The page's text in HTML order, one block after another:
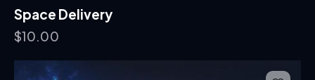
Space Delivery
$10.00